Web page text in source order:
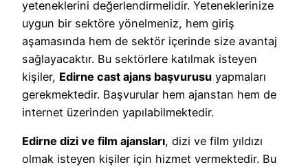
yeteneklerini değerlendirmelidir. Yeteneklerinize
uygun bir sektöre yönelmeniz, hem giriş
aşamasında hem de sektör içerinde size avantaj
sağlayacaktır. Bu sektörlere katılmak isteyen
kişiler, Edirne cast ajans başvurusu yapmaları
gerekmektedir. Başvurular hem ajanstan hem de
internet üzerinden yapılabilmektedir.
Edirne dizi ve film ajansları, dizi ve film yıldızı
olmak isteyen kişiler için hizmet vermektedir. Bu